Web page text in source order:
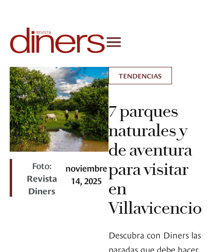
Foto:
Revista
Diners
noviembre
14, 2025
TENDENCIAS
7 parques
naturales y
de aventura
para visitar
en
Villavicencio
Descubra con Diners las
paradas que debe hacer